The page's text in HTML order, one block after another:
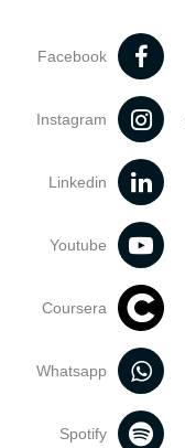
Facebook
Instagram
Linkedin
Youtube
Coursera
Whatsapp
Spotify